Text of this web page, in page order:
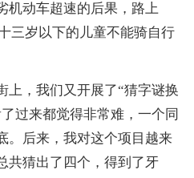
动车超速的后果，路上
三岁以下的儿童不能骑自行
，我们又开展了“猜字谜换
过来都觉得非常难，一个同
。后来，我对这个项目越来
共猜出了四个，得到了牙